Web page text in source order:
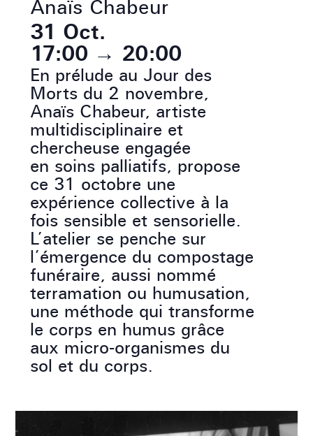
Anaïs Chabeur
31 Oct.
17:00 → 20:00
En prélude au Jour des
Morts du 2 novembre,
Anaïs Chabeur, artiste
multidisciplinaire et
chercheuse engagée
en soins palliatifs, propose
ce 31 octobre une
expérience collective à la
fois sensible et sensorielle.
L’atelier se penche sur
l’émergence du compostage
funéraire, aussi nommé
terramation ou humusation,
une méthode qui transforme
le corps en humus grâce
aux micro-organismes du
sol et du corps.